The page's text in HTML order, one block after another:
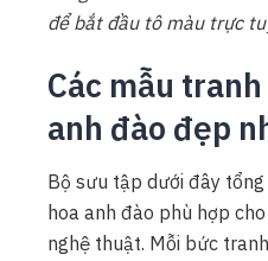
để bắt đầu tô màu trực
Các mẫu
anh đào đẹp
Bộ sưu tập dưới đây
hoa anh đào phù hợp
nghệ thuật. Mỗi bức